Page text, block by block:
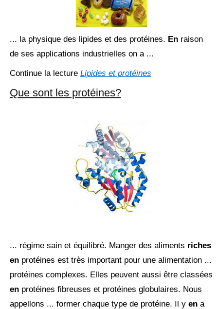
... la physique des lipides et des protéines. En raison
de ses applications industrielles on a ...
Continue la lecture Lipides et protéines
Que sont les protéines?
... régime sain et équilibré. Manger des aliments riches
en protéines est très important pour une alimentation ...
protéines complexes. Elles peuvent aussi être classées
en protéines fibreuses et protéines globulaires. Nous
appellons ... former chaque type de protéine. Il y en a